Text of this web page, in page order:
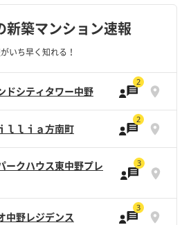
新築マンション速報
いち早く知れる！
ドシティタワー中野
2
ｌｌｉａ方南町
2
ークハウス東中野プレ
3
中野レジデンス
3